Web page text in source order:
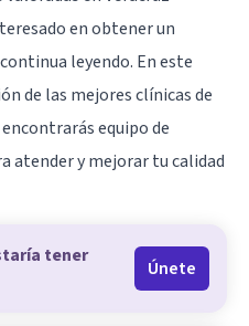
en obtener un
leyendo. En este
de las mejores clínicas de
equipo de
atender y mejorar tu calidad
tener
Únete